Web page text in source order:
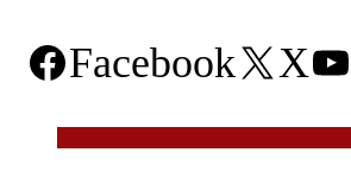
Facebook X